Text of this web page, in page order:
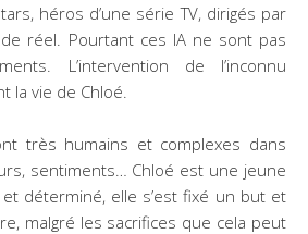
héros d’une série TV, dirigés par
réel. Pourtant ces IA ne sont pas
L’intervention de l’inconnu
la vie de Chloé.
très humains et complexes dans
sentiments… Chloé est une jeune
déterminé, elle s’est fixé un but et
malgré les sacrifices que cela peut